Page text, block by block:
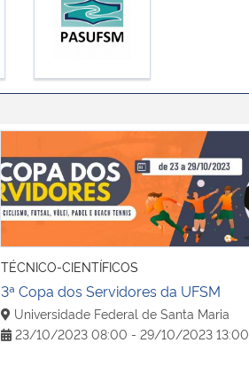
3ª Copa dos Servidores da UFSM
TÉCNICO-CIENTÍFICOS
3ª Copa dos Servidores da UFSM
Universidade Federal de Santa Maria
23/10/2023 08:00 - 29/10/2023 13:00